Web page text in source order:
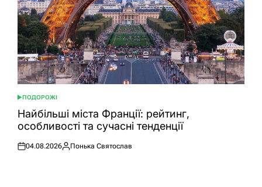
ОПУБЛІКУВАТИ
У
ПОДОРОЖІ
Найбільші міста Франції: рейтинг,
особливості та сучасні тенденції
Оприлюднено
04.08.2026
Опубліковано
Понька Святослав